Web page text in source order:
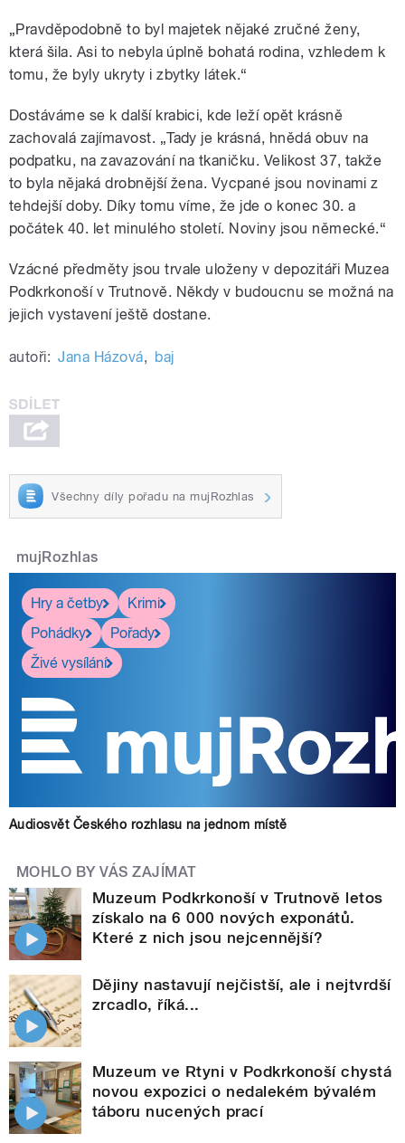
„Pravděpodobně to byl majetek nějaké zručné ženy,
která šila. Asi to nebyla úplně bohatá rodina, vzhledem k
tomu, že byly ukryty i zbytky látek.“
Dostáváme se k další krabici, kde leží opět krásně
zachovalá zajímavost. „Tady je krásná, hnědá obuv na
podpatku, na zavazování na tkaničku. Velikost 37, takže
to byla nějaká drobnější žena. Vycpané jsou novinami z
tehdejší doby. Díky tomu víme, že jde o konec 30. a
počátek 40. let minulého století. Noviny jsou německé.“
Vzácné předměty jsou trvale uloženy v depozitáři Muzea
Podkrkonoší v Trutnově. Někdy v budoucnu se možná na
jejich vystavení ještě dostane.
autoři: Jana Házová, baj
Všechny díly pořadu na mujRozhlas
mujRozhlas
Hry a četby
Krimi
Pohádky
Pořady
Živé vysílání
Audiosvět Českého rozhlasu na jednom místě
MOHLO BY VÁS ZAJÍMAT
Muzeum Podkrkonoší v Trutnově letos
získalo na 6 000 nových exponátů.
Které z nich jsou nejcennější?
Dějiny nastavují nejčistší, ale i nejtvrdší
zrcadlo, říká...
Muzeum ve Rtyni v Podkrkonoší chystá
novou expozici o nedalekém bývalém
táboru nucených prací